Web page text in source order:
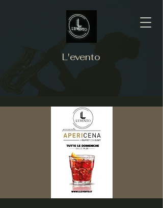
L'evento